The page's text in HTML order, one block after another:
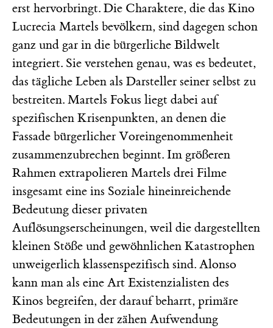
erst hervorbringt. Die Charaktere, die das Kino
Lucrecia Martels bevölkern, sind dagegen schon
ganz und gar in die bürgerliche Bildwelt
integriert. Sie verstehen genau, was es bedeutet,
das tägliche Leben als Darsteller seiner selbst zu
bestreiten. Martels Fokus liegt dabei auf
spezifischen Krisenpunkten, an denen die
Fassade bürgerlicher Voreingenommenheit
zusammenzubrechen beginnt. Im größeren
Rahmen extrapolieren Martels drei Filme
insgesamt eine ins Soziale hineinreichende
Bedeutung dieser privaten
Auflösungserscheinungen, weil die dargestellten
kleinen Stöße und gewöhnlichen Katastrophen
unweigerlich klassenspezifisch sind. Alonso
kann man als eine Art Existenzialisten des
Kinos begreifen, der darauf beharrt, primäre
Bedeutungen in der zähen Aufwendung